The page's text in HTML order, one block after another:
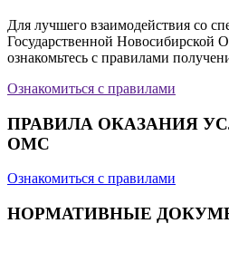
Для лучшего взаимодействия со
Государственной Новосибирской
ознакомьтесь с правилами
Ознакомиться с правилами
ПРАВИЛА ОКАЗАНИЯ
ОМС
Ознакомиться с правилами
НОРМАТИВНЫЕ